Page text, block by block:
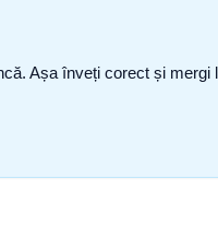
Așa înveți corect și mergi